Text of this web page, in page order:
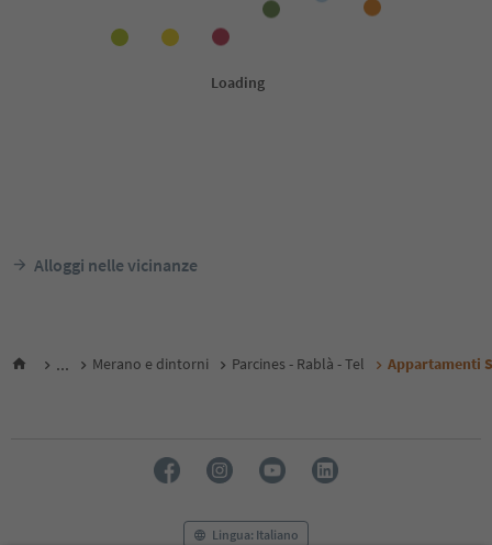
Alloggi nelle vicinanze
... Merano e dintorni Parcines - Rablà - Tel Appartamenti
Lingua: Italiano